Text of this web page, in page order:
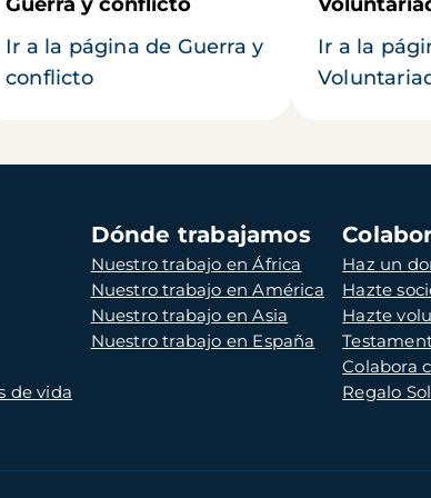
Ir a la página de Guerra y
conflicto
Ir a la
de vida
Dónde trabajamos
Nuestro trabajo en África
Nuestro trabajo en América
Nuestro trabajo en Asia
Nuestro trabajo en España
Haz un
Hazte
Hazte
Colabora
Regalo